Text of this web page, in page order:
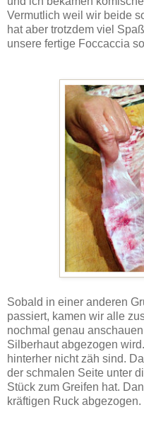
Vermutlich weil wir beide
hat aber trotzdem viel
unsere fertige Foccaccia
Sobald in einer anderen
passiert, kamen wir alle
nochmal genau
Silberhaut abgezogen
hinterher nicht zäh sind.
der schmalen Seite unter
Stück zum Greifen hat.
kräftigen Ruck abgezogen.